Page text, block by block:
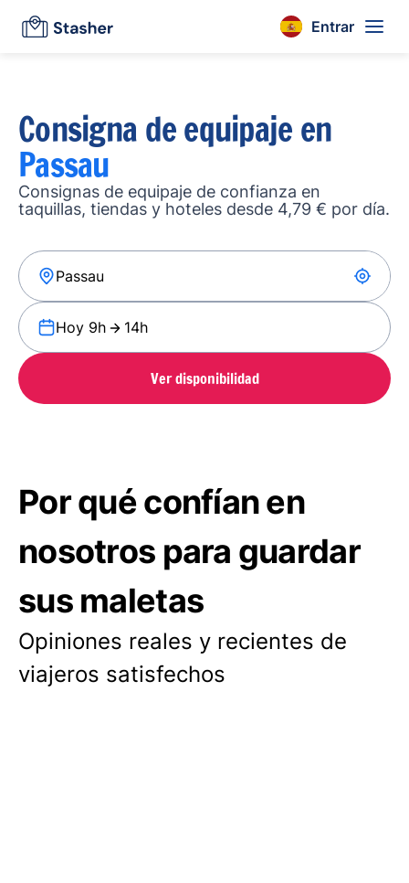
Entrar
Consigna de equipaje en
Passau
Consignas de equipaje de confianza en
taquillas, tiendas y hoteles desde 4,79 € por día.
Hoy 9h 14h
Ver disponibilidad
Por qué confían en
nosotros para guardar
sus maletas
Opiniones reales y recientes de
viajeros satisfechos